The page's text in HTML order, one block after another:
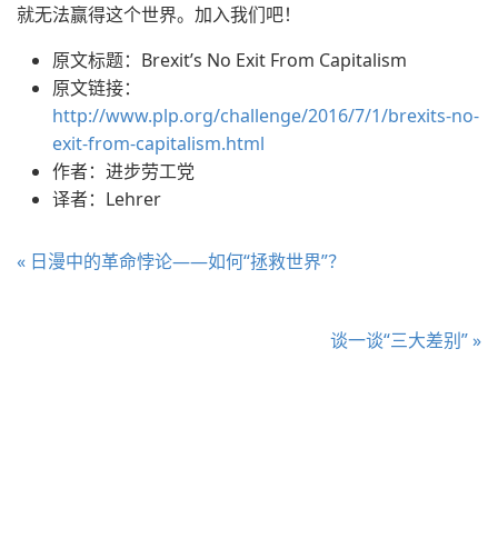
就无法赢得这个世界。加入我们吧！
原文标题：Brexit’s No Exit From Capitalism
原文链接：
http://www.plp.org/challenge/2016/7/1/brexits-no-
exit-from-capitalism.html
作者：进步劳工党
译者：Lehrer
« 日漫中的革命悖论——如何“拯救世界”？
谈一谈“三大差别” »